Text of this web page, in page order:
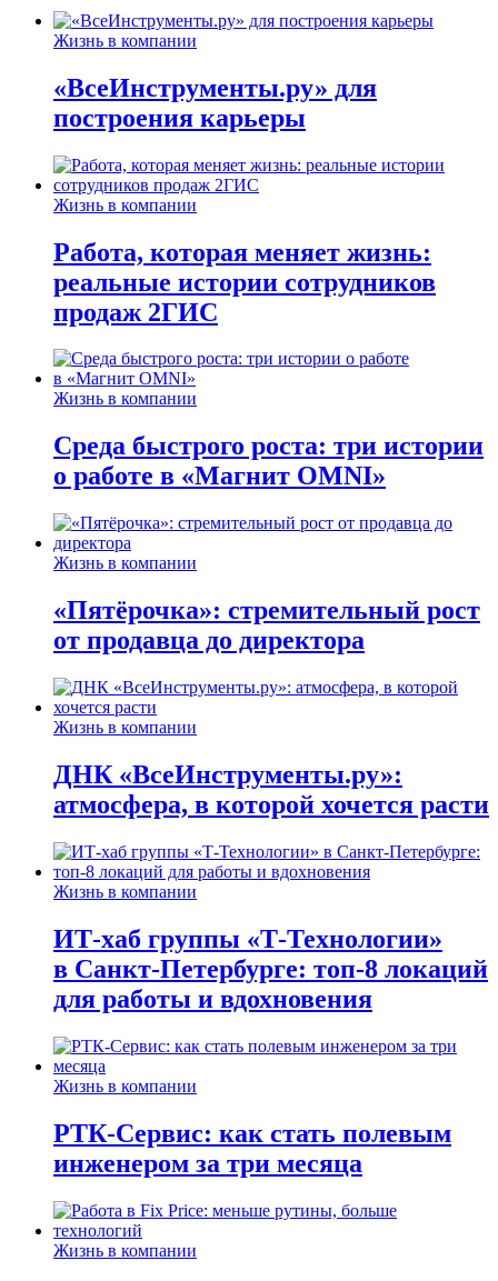
Жизнь в компании
«ВсеИнструменты.ру» для
построения карьеры
Жизнь в компании
Работа, которая меняет жизнь:
реальные истории сотрудников
продаж 2ГИС
Жизнь в компании
Среда быстрого роста: три истории
о работе в «Магнит OMNI»
Жизнь в компании
«Пятёрочка»: стремительный рост
от продавца до директора
Жизнь в компании
ДНК «ВсеИнструменты.ру»:
атмосфера, в которой хочется расти
Жизнь в компании
ИТ-хаб группы «Т-Технологии»
в Санкт-Петербурге: топ-8 локаций
для работы и вдохновения
Жизнь в компании
РТК-Сервис: как стать полевым
инженером за три месяца
Жизнь в компании